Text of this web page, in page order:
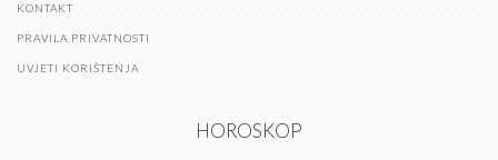
KONTAKT
PRAVILA PRIVATNOSTI
UVJETI KORIŠTENJA
HOROSKOP